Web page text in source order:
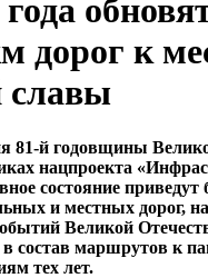
дорог к
славы
81-й годовщины
нацпроекта
состояние приведут
и местных дорог,
Великой
состав маршрутов к
тех лет.